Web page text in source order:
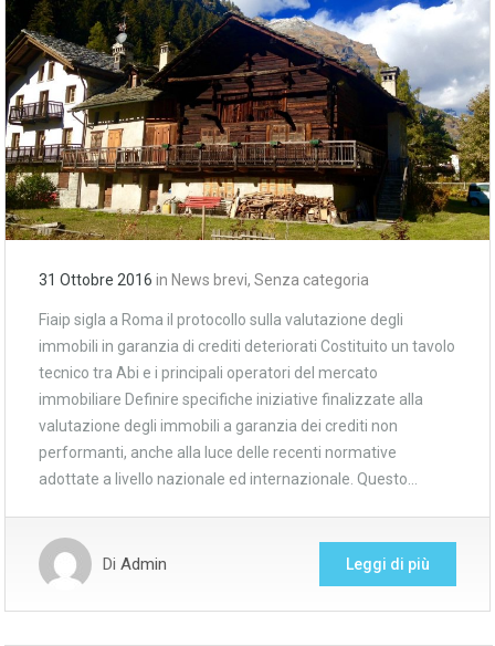
31 Ottobre 2016 in News brevi, Senza categoria
Fiaip sigla a Roma il protocollo sulla valutazione degli
immobili in garanzia di crediti deteriorati Costituito un tavolo
tecnico tra Abi e i principali operatori del mercato
immobiliare Definire specifiche iniziative finalizzate alla
valutazione degli immobili a garanzia dei crediti non
performanti, anche alla luce delle recenti normative
adottate a livello nazionale ed internazionale. Questo…
Di Admin Leggi di più